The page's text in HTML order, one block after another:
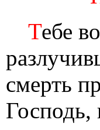
Тебе
смерть
Господь,